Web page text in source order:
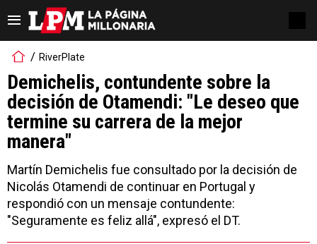
RiverPlate
Demichelis, contundente sobre la
decisión de Otamendi: "Le deseo que
termine su carrera de la mejor
manera"
Martín Demichelis fue consultado por la decisión de
Nicolás Otamendi de continuar en Portugal y
respondió con un mensaje contundente:
"Seguramente es feliz allá", expresó el DT.